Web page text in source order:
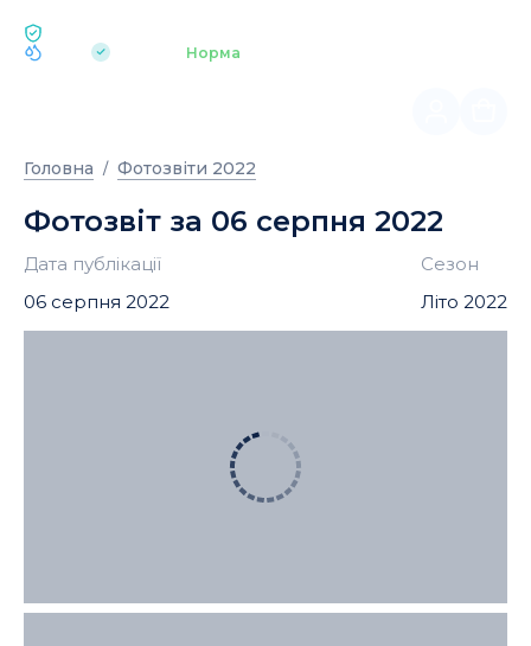
| Норма
Головна Фотозвіти 2022
Фотозвіт за 06 серпня 2022
Дата публікації
06 серпня 2022
Сезон
Літо 2022